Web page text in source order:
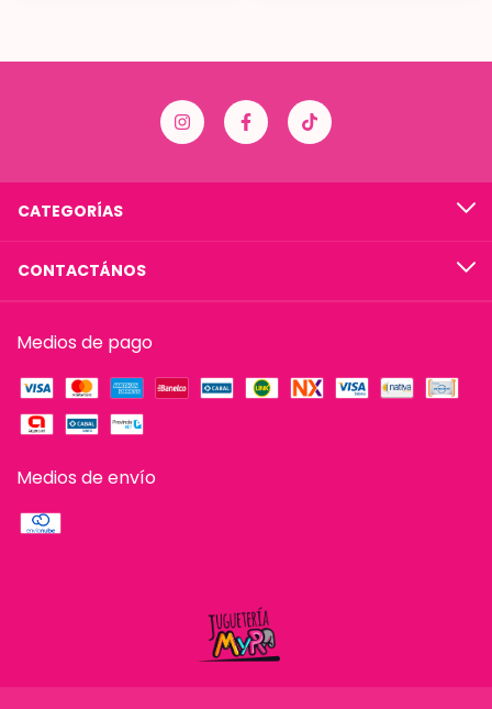
CATEGORÍAS
CONTACTÁNOS
Medios de pago
Medios de envío